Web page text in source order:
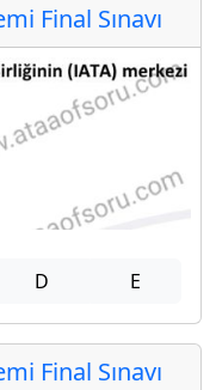
Final Sınavı
D E
Final Sınavı